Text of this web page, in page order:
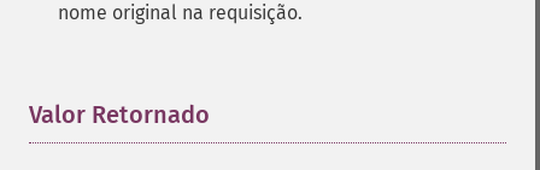
nome original na requisição.
Valor Retornado